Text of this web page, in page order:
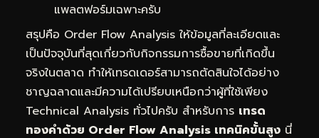
แพลตฟอร์มเฉพาะครับ
สรุปคือ Order Flow Analysis ให้ข้อมูลที่ละเอียดและ
เป็นปัจจุบันที่สุดเกี่ยวกับกิจกรรมการซื้อขายที่เกิดขึ้น
จริงในตลาด ทำให้เทรดเดอร์สามารถตัดสินใจได้อย่าง
ชาญฉลาดและมีความได้เปรียบเหนือกว่าผู้ที่ใช้เพียง
Technical Analysis ทั่วไปครับ สำหรับการ เทรด
ทองคำด้วย Order Flow Analysis เทคนิคขั้นสูง นี่